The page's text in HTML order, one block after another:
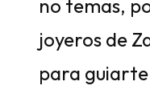
no temas,
joyeros de
para